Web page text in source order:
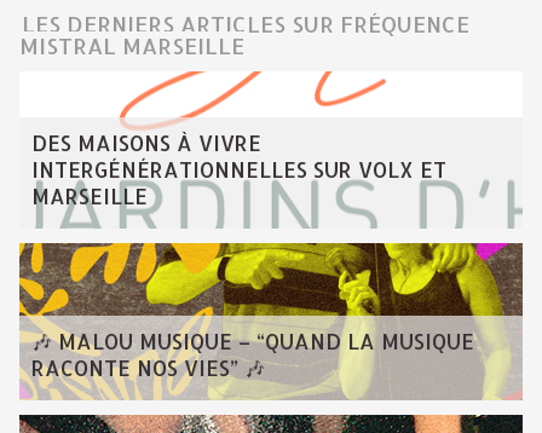
LES DERNIERS ARTICLES SUR FRÉQUENCE
MISTRAL MARSEILLE
DES MAISONS À VIVRE
INTERGÉNÉRATIONNELLES SUR VOLX ET
MARSEILLE
🎶 MALOU MUSIQUE – “QUAND LA MUSIQUE
RACONTE NOS VIES” 🎶